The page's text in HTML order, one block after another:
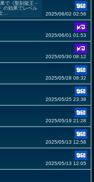
で《聖刻龍王－
の効果でレベル
...
2025/06/02 02:56
2025/06/01 01:53
2025/05/30 08:12
2025/05/28 08:32
2025/05/25 23:38
2025/05/19 21:28
2025/05/13 12:58
2025/05/13 12:05